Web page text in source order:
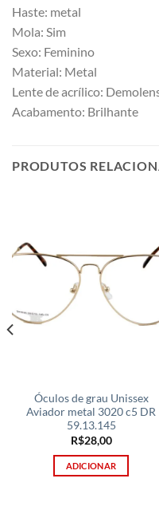
Haste: metal
Mola: Sim
Sexo: Feminino
Material: Metal
Lente de acrílico:
Acabamento: Brilhante
PRODUTOS
Óculos de grau Unissex
Aviador metal 3020 c5 DR
59.13.145
R$28,00
ADICIONAR